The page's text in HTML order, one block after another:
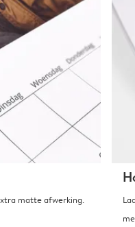
matte afwerking.